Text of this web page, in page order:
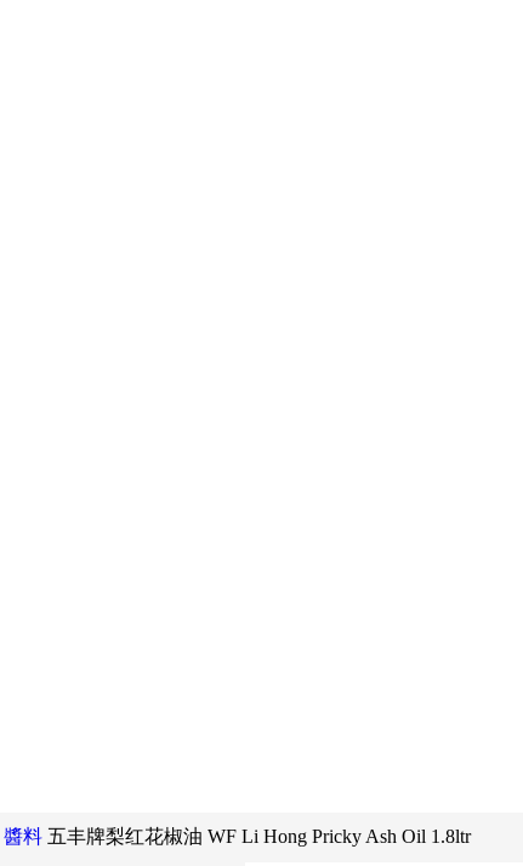
醬料 五丰牌梨红花椒油 WF Li Hong Pricky Ash Oil 1.8ltr